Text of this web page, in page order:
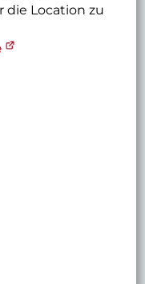
die Location zu